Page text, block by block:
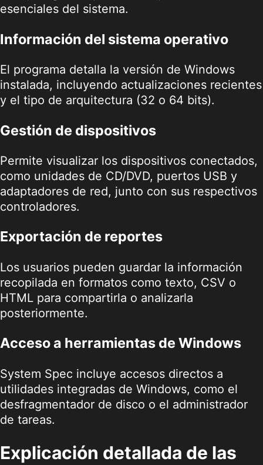
esenciales del sistema.
Información del sistema operativo
El programa detalla la versión de Windows
instalada, incluyendo actualizaciones recientes
y el tipo de arquitectura (32 o 64 bits).
Gestión de dispositivos
Permite visualizar los dispositivos conectados,
como unidades de CD/DVD, puertos USB y
adaptadores de red, junto con sus respectivos
controladores.
Exportación de reportes
Los usuarios pueden guardar la información
recopilada en formatos como texto, CSV o
HTML para compartirla o analizarla
posteriormente.
Acceso a herramientas de Windows
System Spec incluye accesos directos a
utilidades integradas de Windows, como el
desfragmentador de disco o el administrador
de tareas.
Explicación detallada de las